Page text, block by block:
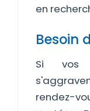
en
Besoin
Si vos
rendez-